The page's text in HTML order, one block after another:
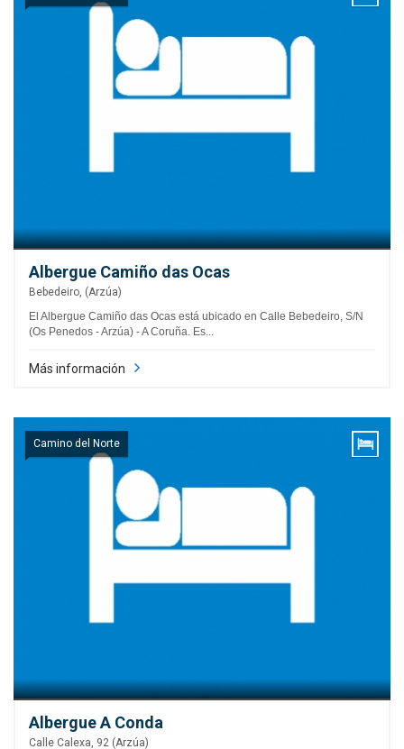
Albergue Camiño das Ocas
Bebedeiro, (Arzúa)
El Albergue Camiño das Ocas está ubicado en Calle Bebedeiro, S/N
(Os Penedos - Arzúa) - A Coruña. Es...
Más información
Camino del Norte
Albergue A Conda
Calle Calexa, 92 (Arzúa)